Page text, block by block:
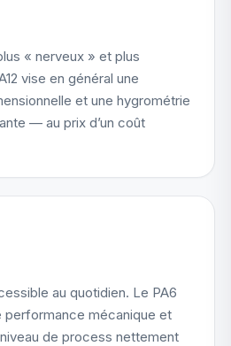
« nerveux » et plus
vise en général une
et une hygrométrie
— au prix d’un coût
au quotidien. Le PA6
performance mécanique et
de process nettement